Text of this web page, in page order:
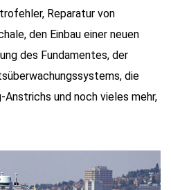
Reparatur von
den Einbau einer neuen
des Fundamentes, der
die
und noch vieles mehr,